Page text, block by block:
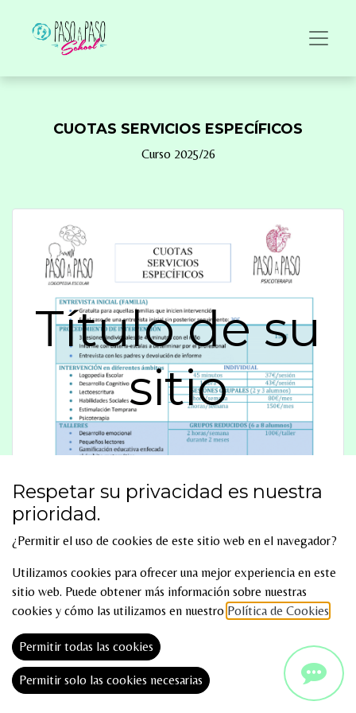
CUOTAS SERVICIOS ESPECÍFICOS
Curso 2025/26
Título de su
sitio
Respetar su privacidad es nuestra
prioridad.
¿Permitir el uso de cookies de este sitio web en el navegador?
Utilizamos cookies para ofrecer una mejor experiencia en este
sitio web. Puede obtener más información sobre nuestras
cookies y cómo las utilizamos en nuestro Política de Cookies
Permitir todas las cookies
Permitir solo las cookies necesarias